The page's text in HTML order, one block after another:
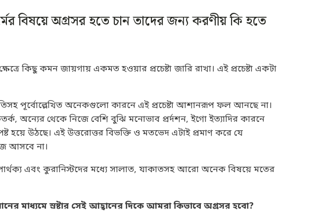
বিষয়ে অগ্রসর হতে চান তাদের জন্য করণীয় কি হতে
কিছু কমন জায়গায় একমত হওয়ার প্রচেষ্টা জারি রাখা। এই প্রচেষ্টা একটা
পূর্বোল্লেখিত অনেকগুলো কারনে এই প্রচেষ্টা আশানরূপ ফল আনছে না।
অন্যের থেকে নিজে বেশি বুঝি মনোভাব প্রর্দশন, ইগো ইত্যাদির কারনে
হয়ে উঠছে। এই উত্তরোত্তর বিভক্তি ও মতভেদ এটাই প্রমাণ করে যে
আসবে না।
পার্থক্য এবং কুরানিস্টদের মধ্যে সালাত, যাকাতসহ আরো অনেক বিষয়ে মতের
মাধ্যমে স্রষ্টার সেই আহ্বানের দিকে আমরা কিভাবে অগ্রসর হবো?